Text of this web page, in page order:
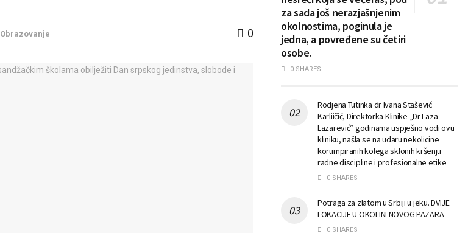
Obrazovanje 0
za sada još nerazjašnjenim
okolnostima, poginula je
jedna, a povređene su četiri
osobe.
0 SHARES
Rodjena Tutinka dr Ivana Stašević
Karliičić, Direktorka Klinike „Dr Laza
Lazarević“ godinama uspješno vodi ovu
kliniku, našla se na udaru nekolicine
korumpiranih kolega sklonih kršenju
radne discipline i profesionalne etike
0 SHARES
Potraga za zlatom u Srbiji u jeku. DVIJE
LOKACIJE U OKOLINI NOVOG PAZARA
0 SHARES